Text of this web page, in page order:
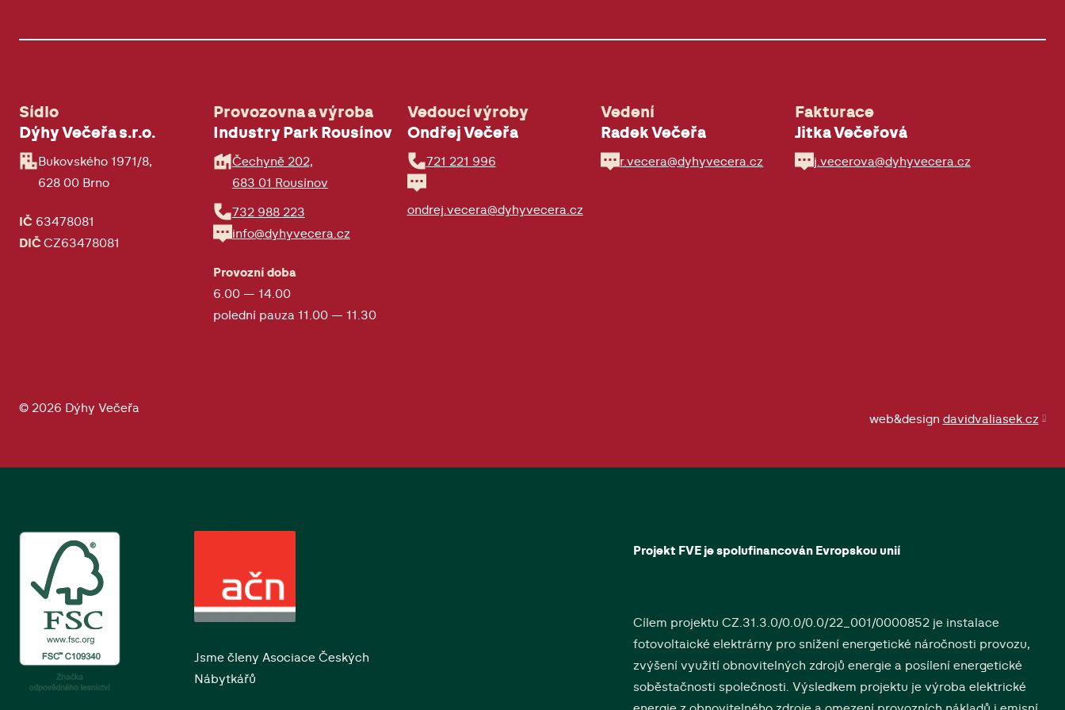
Sídlo
Dýhy Večeřa s.r.o.
Bukovského 1971/8,
628 00 Brno
IČ 63478081
DIČ CZ63478081
Provozovna a výroba
Industry Park Rousínov
Čechyně 202,
683 01 Rousínov
732 988 223
info@dyhyvecera.cz
Provozní doba
6.00 — 14.00
polední pauza 11.00 — 11.30
Vedoucí výroby
Ondřej Večeřa
721 221 996
ondrej.vecera@dyhyvecera.cz
Vedení
Radek Večeřa
r.vecera@dyhyvecera.cz
Fakturace
Jitka Večeřová
j.vecerova@dyhyvecera.cz
© 2026 Dýhy Večeřa
web&design davidvaliasek.cz
Jsme členy Asociace Českých
Nábytkářů
Projekt FVE je spolufinancován Evropskou unií
Cílem projektu CZ.31.3.0/0.0/0.0/22_001/0000852 je instalace
fotovoltaické elektrárny pro snížení energetické náročnosti provozu,
zvýšení využití obnovitelných zdrojů energie a posílení energetické
soběstačnosti společnosti. Výsledkem projektu je výroba elektrické